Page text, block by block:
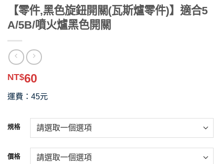
【零件,黑色旋鈕開關(瓦斯爐零件)】適合5
A/5B/噴火爐黑色開關
NT$60
運費：45元
規格
價格